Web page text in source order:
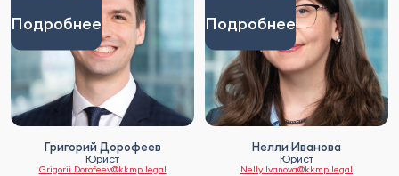
Подробнее
Григорий Дорофеев
Юрист
Grigorii.Dorofeev@kkmp.legal
Подробнее
Нелли Иванова
Юрист
Nelly.Ivanova@kkmp.legal